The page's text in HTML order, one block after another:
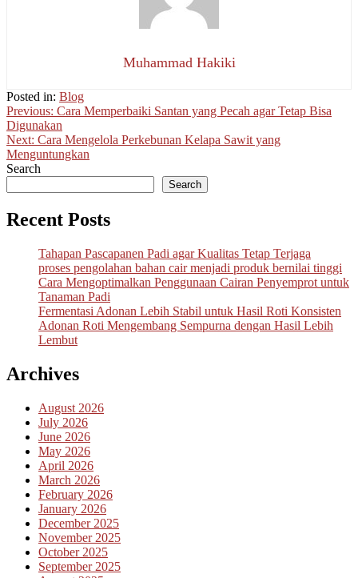
Muhammad Hakiki
Posted in: Blog
Post
navigation
Previous: Cara Memperbaiki Santan yang Pecah agar Tetap Bisa
Digunakan
Next: Cara Mengelola Perkebunan Kelapa Sawit yang
Menguntungkan
Search
Search
Recent Posts
Tahapan Pascapanen Padi agar Kualitas Tetap Terjaga
proses pengolahan bahan cair menjadi produk bernilai tinggi
Cara Mengoptimalkan Penggunaan Cairan Penyemprot untuk
Tanaman Padi
Fermentasi Adonan Lebih Stabil untuk Hasil Roti Konsisten
Adonan Roti Mengembang Sempurna dengan Hasil Lebih
Lembut
Archives
August 2026
July 2026
June 2026
May 2026
April 2026
March 2026
February 2026
January 2026
December 2025
November 2025
October 2025
September 2025